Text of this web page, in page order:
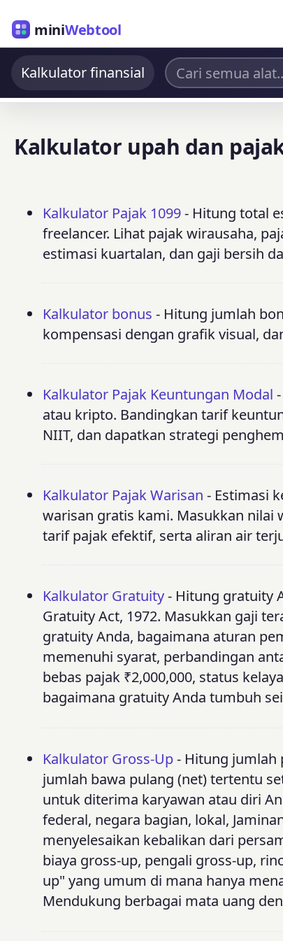
miniWebtool
Kalkulator finansial
Kalkulator upah dan
Kalkulator Pajak 1099- Hitung total
freelancer. Lihat pajak wirausaha,
estimasi kuartalan, dan gaji bersih
Kalkulator bonus - Hitung jumlah
kompensasi dengan grafik visual,
Kalkulator Pajak Keuntungan Modal
atau kripto. Bandingkan tarif
NIIT, dan dapatkan strategi
Kalkulator Pajak Warisan - Estimasi
warisan gratis kami. Masukkan nilai
tarif pajak efektif, serta aliran air
Kalkulator Gratuity- Hitung gratuity
Gratuity Act, 1972. Masukkan gaji
gratuity Anda, bagaimana aturan
memenuhi syarat, perbandingan
bebas pajak ₹2,000,000, status
bagaimana gratuity Anda tumbuh
Kalkulator Gross-Up- Hitung jumlah
jumlah bawa pulang (net) tertentu
untuk diterima karyawan atau diri
federal, negara bagian, lokal,
menyelesaikan kebalikan dari
biaya gross-up, pengali gross-up,
up" yang umum di mana hanya
Mendukung berbagai mata uang